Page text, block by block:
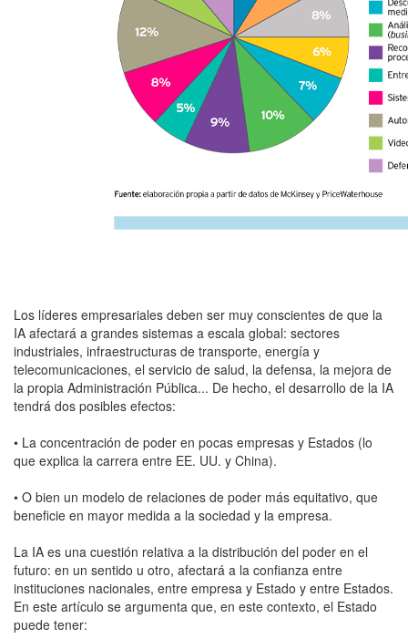
Los líderes empresariales deben ser muy conscientes de que la
IA afectará a grandes sistemas a escala global: sectores
industriales, infraestructuras de transporte, energía y
telecomunicaciones, el servicio de salud, la defensa, la mejora de
la propia Administración Pública... De hecho, el desarrollo de la IA
tendrá dos posibles efectos:
• La concentración de poder en pocas empresas y Estados (lo
que explica la carrera entre EE. UU. y China).
• O bien un modelo de relaciones de poder más equitativo, que
beneficie en mayor medida a la sociedad y la empresa.
La IA es una cuestión relativa a la distribución del poder en el
futuro: en un sentido u otro, afectará a la confianza entre
instituciones nacionales, entre empresa y Estado y entre Estados.
En este artículo se argumenta que, en este contexto, el Estado
puede tener: